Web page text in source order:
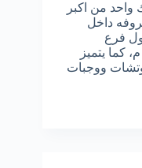
واحد من اكبر
داخل
فرع
لمطعم البيك في السعودية عام 1974 م، كما يتميز
ووجبات